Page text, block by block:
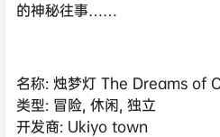
的神秘往事……
名称: 烛梦灯 The Dreams of
类型: 冒险, 休闲, 独立
开发商: Ukiyo town